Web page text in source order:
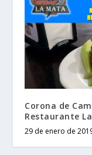
Corona de
Restaurante
29 de enero de